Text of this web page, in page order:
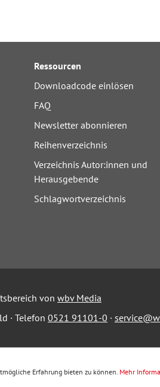
Ressourcen
Downloadcode einlösen
FAQ
Newsletter abonnieren
Reihenverzeichnis
Verzeichnis Autor:innen und
Herausgebende
Schlagwortverzeichnis
von wbv Media
· Telefon 0521 91101-0 ·
Erfahrung bieten zu können. Mehr